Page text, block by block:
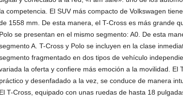
la competencia. El SUV más compacto de Volkswagen
1558 mm. De esta manera, el T-Cross es más grande
Polo se presentan en el mismo segmento: A0. De esta
A. T-Cross y Polo se incluyen en la clase
fragmentado en dos tipos de vehículo
la oferta y confiere más emoción a la movilidad. El
práctico y desenfadado a la vez, se conduce de manera
El T-Cross, equipado con unas ruedas de hasta 18